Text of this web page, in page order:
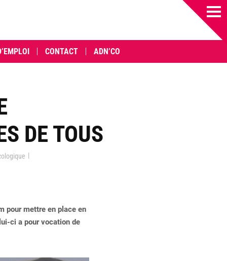
CONTACT ADN’CO
DE TOUS
|
pour mettre en place en
ci a pour vocation de